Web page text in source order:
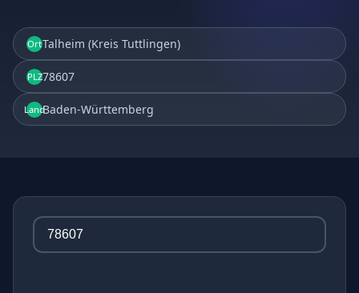
OrtTalheim (Kreis Tuttlingen)
PLZ78607
LandBaden-Württemberg